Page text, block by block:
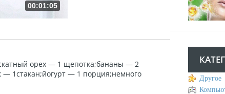
00:01:05
орех — 1 щепотка;бананы — 2
1стакан;йогурт — 1 порция;немного
Другое